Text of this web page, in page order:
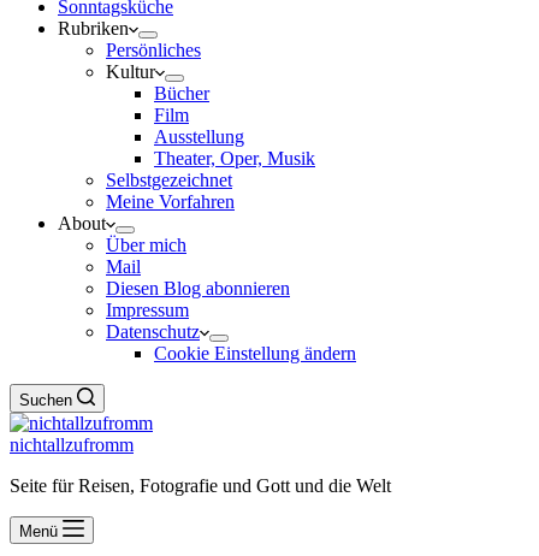
Sonntagsküche
Rubriken
Persönliches
Kultur
Bücher
Film
Ausstellung
Theater, Oper, Musik
Selbstgezeichnet
Meine Vorfahren
About
Über mich
Mail
Diesen Blog abonnieren
Impressum
Datenschutz
Cookie Einstellung ändern
Suchen
nichtallzufromm
Seite für Reisen, Fotografie und Gott und die Welt
Menü